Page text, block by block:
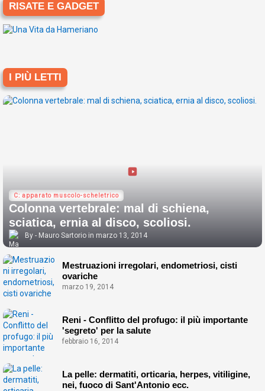
RISATE E GADGET
I PIÙ LETTI
C: apparato muscolo-scheletrico
Colonna vertebrale: mal di schiena,
sciatica, ernia al disco, scoliosi.
Mauro Sartorio marzo 13, 2014
Mestruazioni irregolari, endometriosi, cisti
ovariche
marzo 19, 2014
Reni - Conflitto del profugo: il più importante
'segreto' per la salute
febbraio 16, 2014
La pelle: dermatiti, orticaria, herpes, vitiligine,
nei, fuoco di Sant'Antonio ecc.